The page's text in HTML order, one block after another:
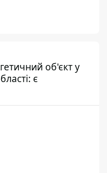
об'єкт у
є